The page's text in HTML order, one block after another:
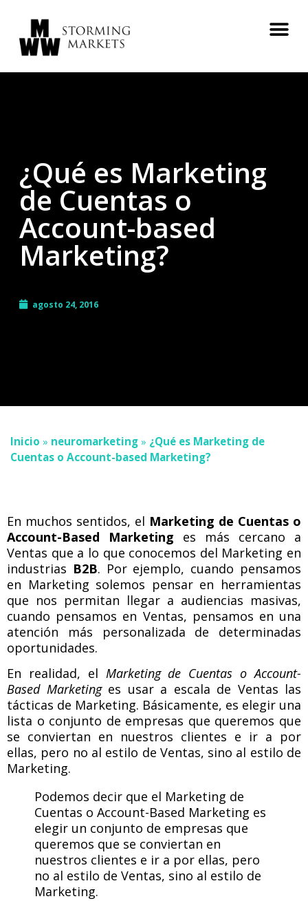
¿Qué es Marketing
de Cuentas o
Account-based
Marketing?
agosto 24, 2016
Inicio » neuromarketing » ¿Qué es Marketing de
Cuentas o Account-based Marketing?
En muchos sentidos, el Marketing de Cuentas o
Account-Based Marketing es más cercano a
Ventas que a lo que conocemos del Marketing en
industrias B2B. Por ejemplo, cuando pensamos
en Marketing solemos pensar en herramientas
que nos permitan llegar a audiencias masivas,
cuando pensamos en Ventas, pensamos en una
atención más personalizada de determinadas
oportunidades.
En realidad, el Marketing de Cuentas o Account-
Based Marketinges usar a escala de Ventas las
tácticas de Marketing. Básicamente, es elegir una
lista o conjunto de empresas que queremos que
se conviertan en nuestros clientes e ir a por
ellas, pero no al estilo de Ventas, sino al estilo de
Marketing.
Podemos decir que el Marketing de
Cuentas o Account-Based Marketing es
elegir un conjunto de empresas que
queremos que se conviertan en
nuestros clientes e ir a por ellas, pero
no al estilo de Ventas, sino al estilo de
Marketing.